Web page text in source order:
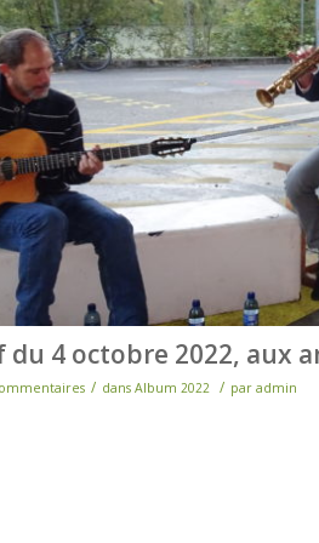
du 4 octobre 2022, aux
/ dans Album 2022 / par admin